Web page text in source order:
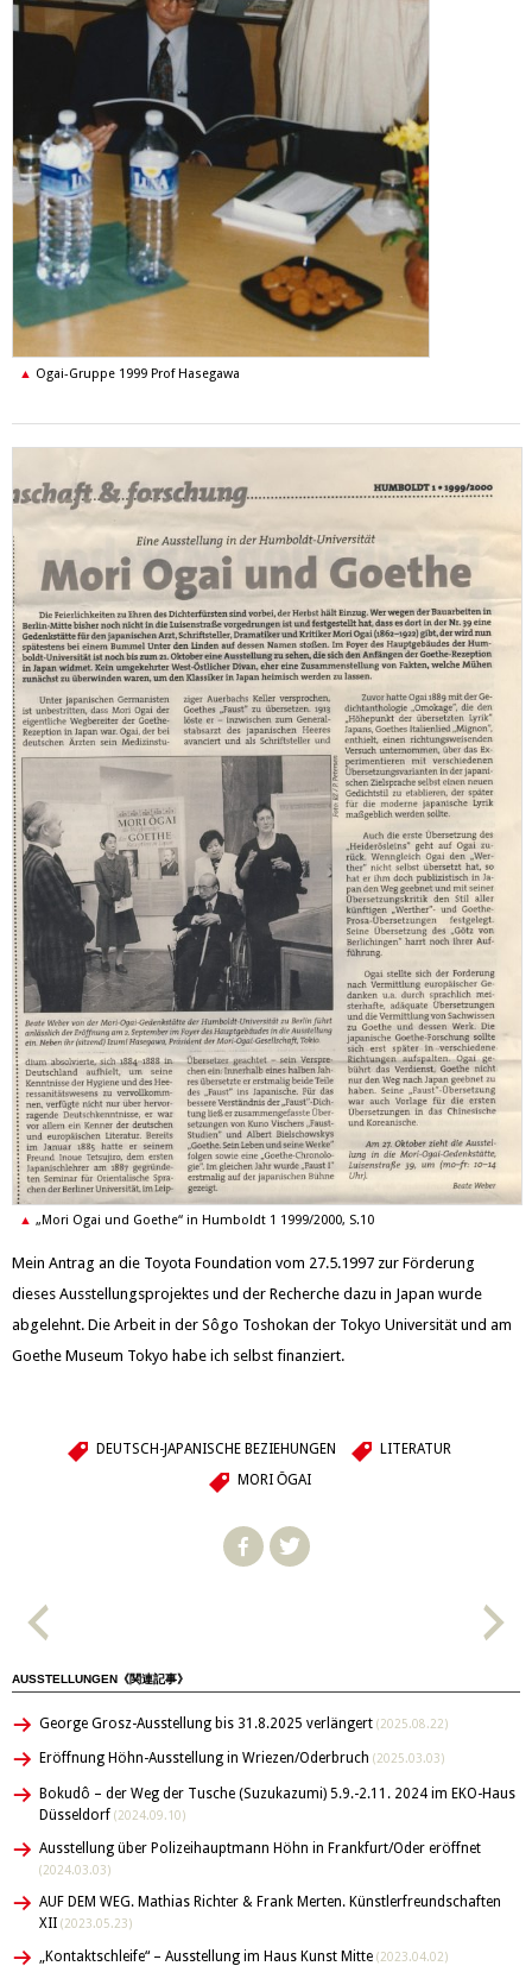
Ogai-Gruppe 1999 Prof Hasegawa
„Mori Ogai und Goethe“ in Humboldt 1 1999/2000, S.10
Mein Antrag an die Toyota Foundation vom 27.5.1997 zur Förderung
dieses Ausstellungsprojektes und der Recherche dazu in Japan wurde
abgelehnt. Die Arbeit in der Sôgo Toshokan der Tokyo Universität und am
Goethe Museum Tokyo habe ich selbst finanziert.
DEUTSCH-JAPANISCHE BEZIEHUNGEN
LITERATUR
MORI ŌGAI
AUSSTELLUNGEN《関連記事》
George Grosz-Ausstellung bis 31.8.2025 verlängert (2025.08.22)
Eröffnung Höhn-Ausstellung in Wriezen/Oderbruch (2025.03.03)
Bokudô – der Weg der Tusche (Suzukazumi) 5.9.-2.11. 2024 im EKO-Haus
Düsseldorf (2024.09.10)
Ausstellung über Polizeihauptmann Höhn in Frankfurt/Oder eröffnet
(2024.03.03)
AUF DEM WEG. Mathias Richter & Frank Merten. Künstlerfreundschaften
XII (2023.05.23)
„Kontaktschleife“ – Ausstellung im Haus Kunst Mitte (2023.04.02)